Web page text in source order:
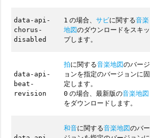
data-api-
chorus-
disabled
1 の場合、サビに関する音楽
地図のダウンロードをスキッ
プします。
data-api-
beat-
revision
拍に関する音楽地図のバージ
ョンを指定のバージョンに固
定します。
0 の場合、最新版の音楽地図
をダウンロードします。
和音に関する音楽地図のバー